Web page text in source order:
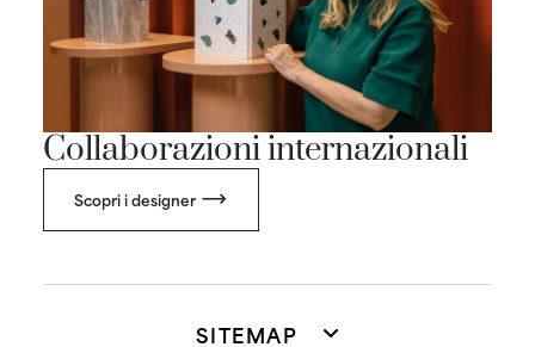
Collaborazioni internazionali
Scopri i designer
SITEMAP